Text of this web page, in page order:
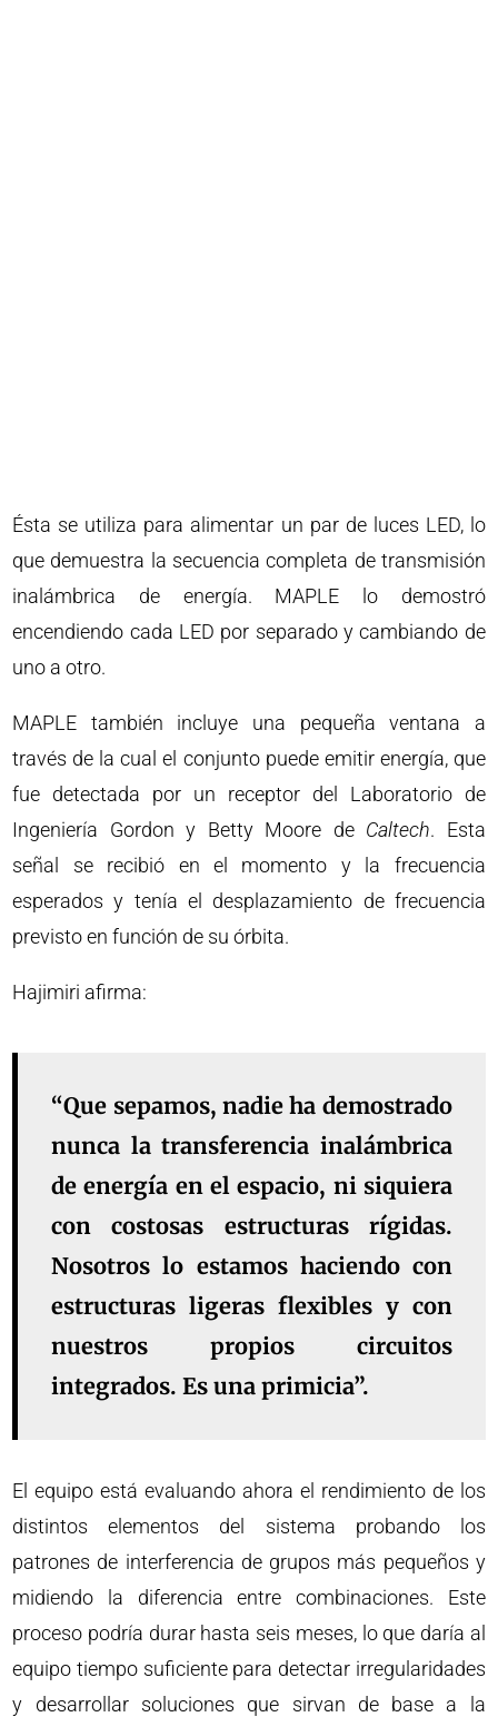
Ésta se utiliza para alimentar un par de luces LED, lo
que demuestra la secuencia completa de transmisión
inalámbrica de energía. MAPLE lo demostró
encendiendo cada LED por separado y cambiando de
uno a otro.
MAPLE también incluye una pequeña ventana a
través de la cual el conjunto puede emitir energía, que
fue detectada por un receptor del Laboratorio de
Ingeniería Gordon y Betty Moore de Caltech. Esta
señal se recibió en el momento y la frecuencia
esperados y tenía el desplazamiento de frecuencia
previsto en función de su órbita.
Hajimiri afirma:
“Que sepamos, nadie ha demostrado
nunca la transferencia inalámbrica
de energía en el espacio, ni siquiera
con costosas estructuras rígidas.
Nosotros lo estamos haciendo con
estructuras ligeras flexibles y con
nuestros propios circuitos
integrados. Es una primicia”.
El equipo está evaluando ahora el rendimiento de los
distintos elementos del sistema probando los
patrones de interferencia de grupos más pequeños y
midiendo la diferencia entre combinaciones. Este
proceso podría durar hasta seis meses, lo que daría al
equipo tiempo suficiente para detectar irregularidades
y desarrollar soluciones que sirvan de base a la